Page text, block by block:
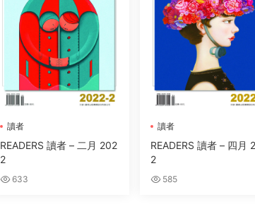
讀者
READERS 讀者 – 二月 202
2
633
讀者
READERS 讀者 – 四月
2
585